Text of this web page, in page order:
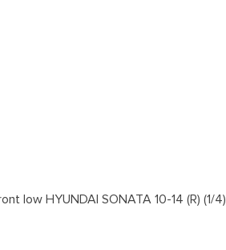
low HYUNDAI SONATA 10-14 (R) (1/4)